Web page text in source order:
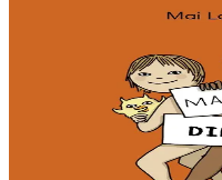
C'est MON corps !
Un album amusant et coloré
découvrir leur intimité et à la
Personne n’a le droit de...